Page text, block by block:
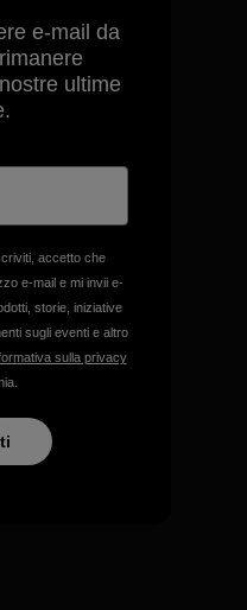
prodotto
e-mail da
ultime
accetto che
e-mail e mi invii e-
storie, iniziative
sugli eventi e altro
sulla privacy